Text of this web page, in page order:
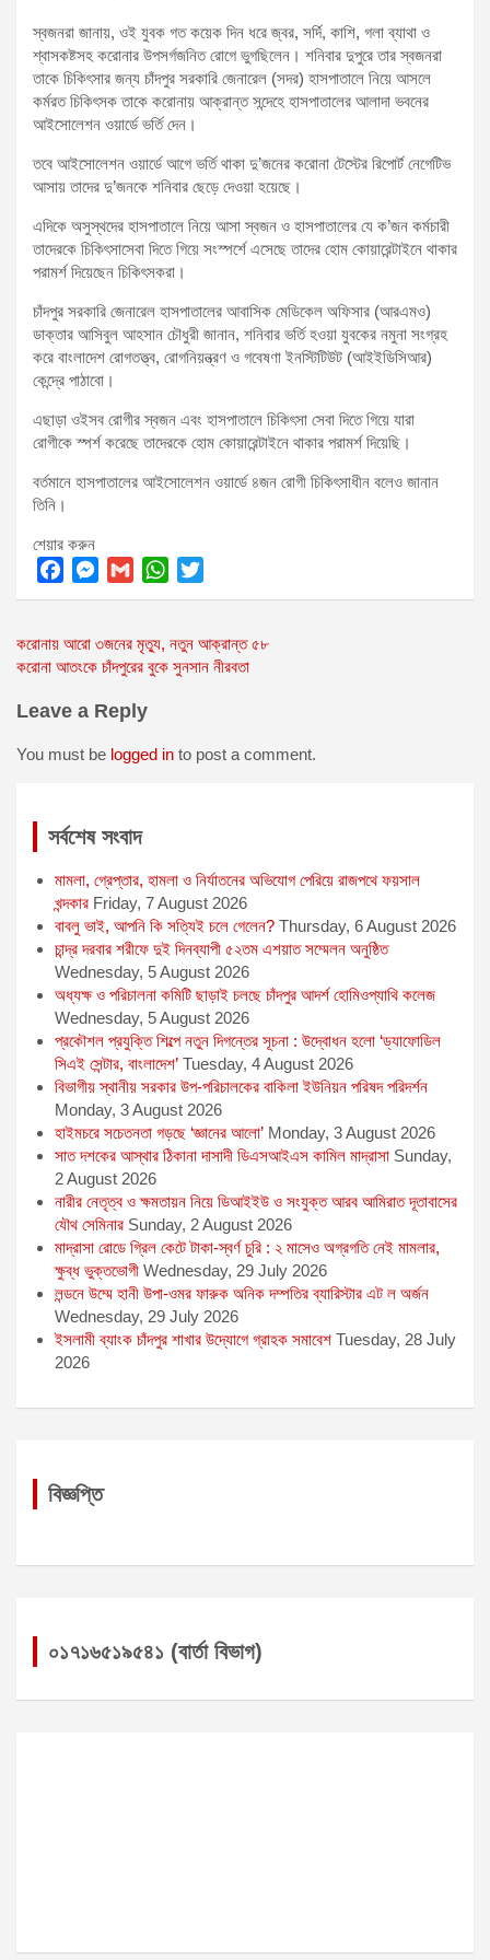
স্বজনরা জানায়, ওই যুবক গত কয়েক দিন ধরে জ্বর, সর্দি, কাশি, গলা ব্যাথা ও
শ্বাসকষ্টসহ করোনার উপসর্গজনিত রোগে ভুগছিলেন। শনিবার দুপুরে তার স্বজনরা
তাকে চিকিৎসার জন্য চাঁদপুর সরকারি জেনারেল (সদর) হাসপাতালে নিয়ে আসলে
কর্মরত চিকিৎসক তাকে করোনায় আক্রান্ত সন্দেহে হাসপাতালের আলাদা ভবনের
আইসোলেশন ওয়ার্ডে ভর্তি দেন।
তবে আইসোলেশন ওয়ার্ডে আগে ভর্তি থাকা দু’জনের করোনা টেস্টের রিপোর্ট নেগেটিভ
আসায় তাদের দু’জনকে শনিবার ছেড়ে দেওয়া হয়েছে।
এদিকে অসুস্থদের হাসপাতালে নিয়ে আসা স্বজন ও হাসপাতালের যে ক’জন কর্মচারী
তাদেরকে চিকিৎসাসেবা দিতে গিয়ে সংস্পর্শে এসেছে তাদের হোম কোয়ারেন্টাইনে থাকার
পরামর্শ দিয়েছেন চিকিৎসকরা।
চাঁদপুর সরকারি জেনারেল হাসপাতালের আবাসিক মেডিকেল অফিসার (আরএমও)
ডাক্তার আসিবুল আহসান চৌধুরী জানান, শনিবার ভর্তি হওয়া যুবকের নমুনা সংগ্রহ
করে বাংলাদেশ রোগতত্ত্ব, রোগনিয়ন্ত্রণ ও গবেষণা ইনস্টিটিউট (আইইডিসিআর)
কেন্দ্রে পাঠাবো।
এছাড়া ওইসব রোগীর স্বজন এবং হাসপাতালে চিকিৎসা সেবা দিতে গিয়ে যারা
রোগীকে স্পর্শ করেছে তাদেরকে হোম কোয়ারেন্টাইনে থাকার পরামর্শ দিয়েছি।
বর্তমানে হাসপাতালের আইসোলেশন ওয়ার্ডে ৪জন রোগী চিকিৎসাধীন বলেও জানান
তিনি।
শেয়ার করুন
F
c
e
o
M
s
s
g
G
a
i
W
a
t
A
p
T
i
t
r
Post
navigation
করোনায় আরো ৩জনের মৃত্যু, নতুন আক্রান্ত ৫৮
করোনা আতংকে চাঁদপুরের বুকে সুনসান নীরবতা
Leave a Reply
You must be logged in to post a comment.
সর্বশেষ সংবাদ
মামলা, গ্রেপ্তার, হামলা ও নির্যাতনের অভিযোগ পেরিয়ে রাজপথে ফয়সাল
খন্দকার Friday, 7 August 2026
বাবলু ভাই, আপনি কি সত্যিই চলে গেলেন? Thursday, 6 August 2026
চান্দ্র দরবার শরীফে দুই দিনব্যাপী ৫২তম এশয়াত সম্মেলন অনুষ্ঠিত
Wednesday, 5 August 2026
অধ্যক্ষ ও পরিচালনা কমিটি ছাড়াই চলছে চাঁদপুর আদর্শ হোমিওপ্যাথি কলেজ
Wednesday, 5 August 2026
প্রকৌশল প্রযুক্তি শিল্পে নতুন দিগন্তের সূচনা : উদ্বোধন হলো ‘ড্যাফোডিল
সিএই সেন্টার, বাংলাদেশ’ Tuesday, 4 August 2026
বিভাগীয় স্থানীয় সরকার উপ-পরিচালকের বাকিলা ইউনিয়ন পরিষদ পরিদর্শন
Monday, 3 August 2026
হাইমচরে সচেতনতা গড়ছে ‘জ্ঞানের আলো’ Monday, 3 August 2026
সাত দশকের আস্থার ঠিকানা দাসাদী ডিএসআইএস কামিল মাদ্রাসা Sunday,
2 August 2026
নারীর নেতৃত্ব ও ক্ষমতায়ন নিয়ে ডিআইইউ ও সংযুক্ত আরব আমিরাত দূতাবাসের
যৌথ সেমিনার Sunday, 2 August 2026
মাদ্রাসা রোডে গ্রিল কেটে টাকা-স্বর্ণ চুরি : ২ মাসেও অগ্রগতি নেই মামলার,
ক্ষুব্ধ ভুক্তভোগী Wednesday, 29 July 2026
লন্ডনে উম্মে হানী উপা-ওমর ফারুক অনিক দম্পতির ব্যারিস্টার এট ল অর্জন
Wednesday, 29 July 2026
ইসলামী ব্যাংক চাঁদপুর শাখার উদ্যোগে গ্রাহক সমাবেশ Tuesday, 28 July
2026
বিজ্ঞপ্তি
০১৭১৬৫১৯৫৪১ (বার্তা বিভাগ)